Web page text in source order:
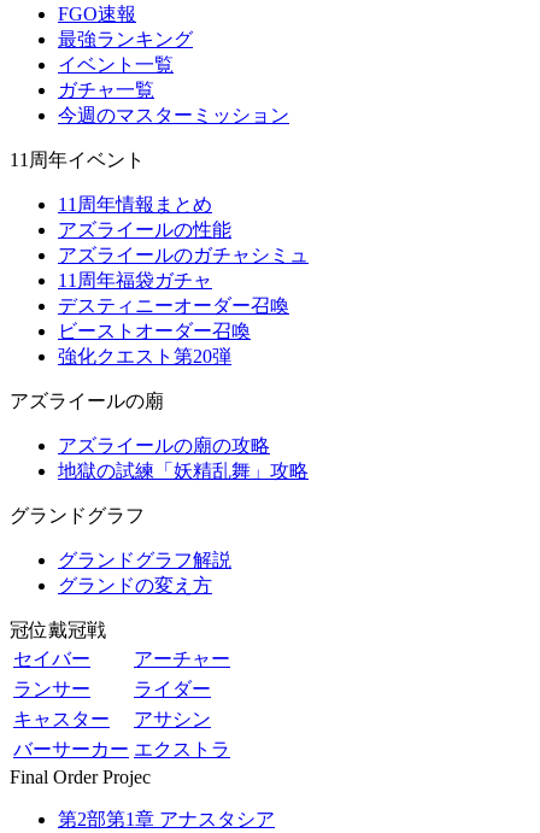
FGO速報
最強ランキング
イベント一覧
ガチャ一覧
今週のマスターミッション
11周年イベント
11周年情報まとめ
アズライールの性能
アズライールのガチャシミュ
11周年福袋ガチャ
デスティニーオーダー召喚
ビーストオーダー召喚
強化クエスト第20弾
アズライールの廟
アズライールの廟の攻略
地獄の試練「妖精乱舞」攻略
グランドグラフ
グランドグラフ解説
グランドの変え方
冠位戴冠戦
セイバー
アーチャー
ランサー
ライダー
キャスター
アサシン
バーサーカー エクストラ
Final Order Projec
第2部第1章 アナスタシア